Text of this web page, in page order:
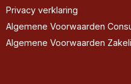
Privacy verklaring
Algemene Voorwaarden
Algemene Voorwaarden